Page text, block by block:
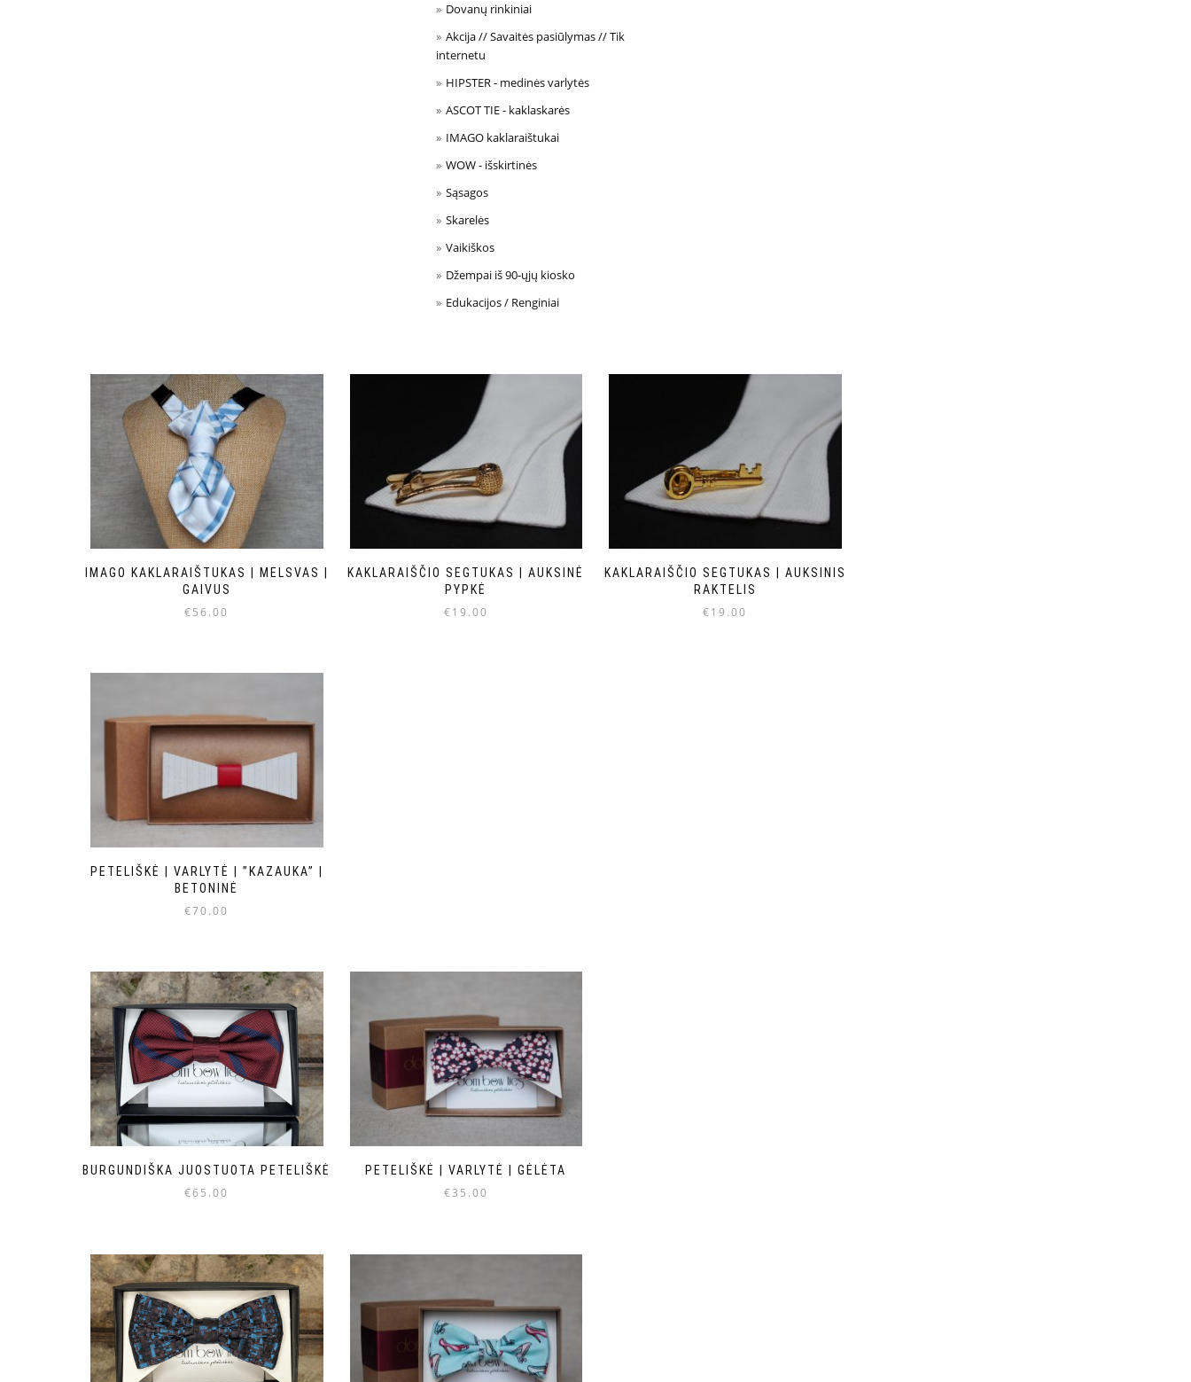
Dovanų rinkiniai
Akcija // Savaitės pasiūlymas // Tik
internetu
HIPSTER - medinės varlytės
ASCOT TIE - kaklaskarės
IMAGO kaklaraištukai
WOW - išskirtinės
Sąsagos
Skarelės
Vaikiškos
Džempai iš 90-ųjų kiosko
Edukacijos / Renginiai
IMAGO KAKLARAIŠTUKAS | MELSVAS |
GAIVUS
€56.00
KAKLARAIŠČIO SEGTUKAS | AUKSINĖ
PYPKĖ
€19.00
KAKLARAIŠČIO SEGTUKAS | AUKSINIS
RAKTELIS
€19.00
PETELIŠKĖ | VARLYTĖ | ”KAZAUKA” |
BETONINĖ
€70.00
BURGUNDIŠKA JUOSTUOTA PETELIŠKĖ
€65.00
PETELIŠKĖ | VARLYTĖ | GĖLĖTA
€35.00